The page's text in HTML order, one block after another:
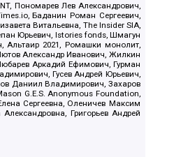
Пономарев Лев Александрович,
Баданин Роман Сергеевич,
Витальевна, The Insider SIA,
Юрьевич, Istories fonds, Шмагун
Альтаир 2021, Ромашки монолит,
Александр Иванович, Жилкин
Аркадий Ефимович, Гурман
Гусев Андрей Юрьевич,
Даниил Владимирович, Захаров
G.E.S. Anonymous Foundation,
Сергеевна, Оленичев Максим
Григорьев Андрей